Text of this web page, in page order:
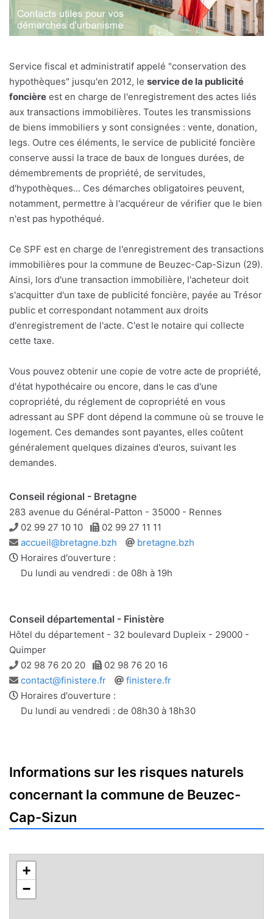
Service fiscal et administratif appelé "conservation des
hypothèques" jusqu'en 2012, le service de la publicité
foncière est en charge de l'enregistrement des actes liés
aux transactions immobilières. Toutes les transmissions
de biens immobiliers y sont consignées : vente, donation,
legs. Outre ces éléments, le service de publicité foncière
conserve aussi la trace de baux de longues durées, de
démembrements de propriété, de servitudes,
d'hypothèques... Ces démarches obligatoires peuvent,
notamment, permettre à l'acquéreur de vérifier que le bien
n'est pas hypothéqué.
Ce SPF est en charge de l'enregistrement des transactions
immobilières pour la commune de Beuzec-Cap-Sizun (29).
Ainsi, lors d'une transaction immobilière, l'acheteur doit
s'acquitter d'un taxe de publicité foncière, payée au Trésor
public et correspondant notamment aux droits
d'enregistrement de l'acte. C'est le notaire qui collecte
cette taxe.
Vous pouvez obtenir une copie de votre acte de propriété,
d'état hypothécaire ou encore, dans le cas d'une
copropriété, du réglement de copropriété en vous
adressant au SPF dont dépend la commune où se trouve le
logement. Ces demandes sont payantes, elles coûtent
généralement quelques dizaines d'euros, suivant les
demandes.
Conseil régional - Bretagne
283 avenue du Général-Patton - 35000 - Rennes
Téléphone
02 99 27 10 10 Télécopie
02 99 27 11 11
Adresse
e-
mail
accueil@bretagne.bzh
Site
bretagne.bzh
Horaires d'ouverture :
Du lundi au vendredi : de 08h à 19h
Conseil départemental - Finistère
Hôtel du département - 32 boulevard Dupleix - 29000 -
Quimper
Téléphone
02 98 76 20 20 Télécopie
02 98 76 20 16
Adresse
e-
mail
contact@finistere.fr
Site
finistere.fr
Horaires d'ouverture :
Du lundi au vendredi : de 08h30 à 18h30
Informations sur les risques naturels
concernant la commune de Beuzec-
Cap-Sizun
+
−